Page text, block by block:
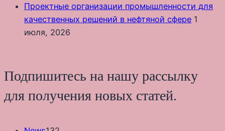
Проектные организации промышленности для
качественных решений в нефтяной сфере 1
июля, 2026
Подпишитесь на нашу рассылку
для получения новых статей.